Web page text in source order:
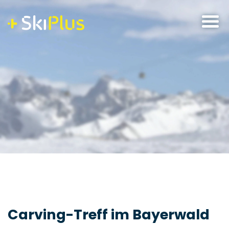
content
Carving-Treff im Bayerwald